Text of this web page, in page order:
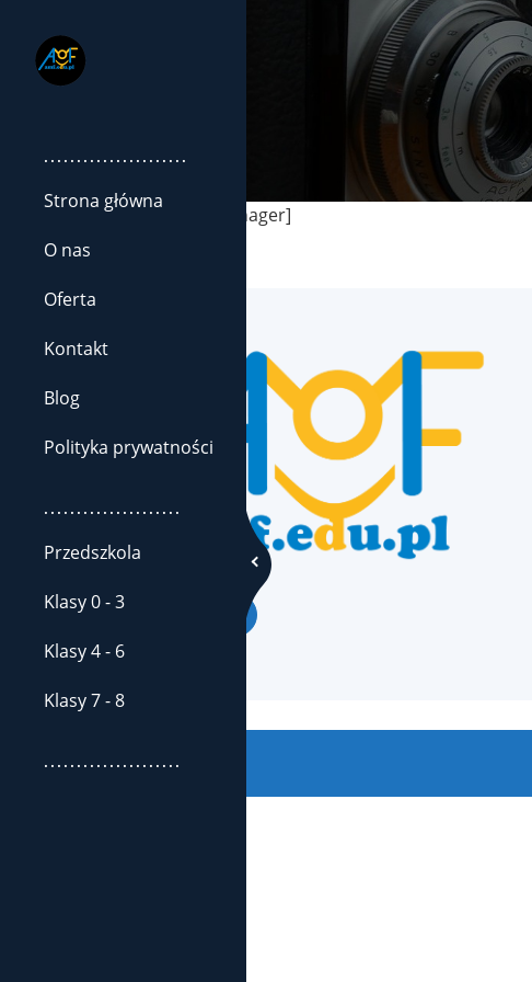
......................
Strona główna
O nas
Oferta
Kontakt
Blog
Polityka prywatności
.....................
Przedszkola
Klasy 0 - 3
Klasy 4 - 6
Klasy 7 - 8
.....................
[wc_frontend_manager]